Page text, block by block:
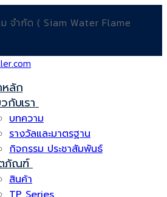
จำกัด ( Siam Water Flame
หลัก
กับเรา
บทความ
รางวัลและมาตรฐาน
กิจกรรม ประชาสัมพันธ์
ภัณฑ์
สินค้า